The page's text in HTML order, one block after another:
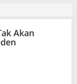
Akan